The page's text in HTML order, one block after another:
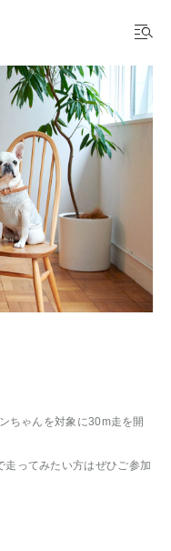
ちゃんを対象に30m走を開
ってみたい方はぜひご参加